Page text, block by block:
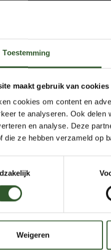
Toestemming
maakt gebruik van cookies
cookies om content en
te analyseren. Ook
en analyse. Deze
die ze hebben verzameld op
Weigeren
een sportieve, spontane
koffie, yoga,
als fysiotherapeut en zie
herstel en gezondheid
helpen herstellen na
drukte/stress.